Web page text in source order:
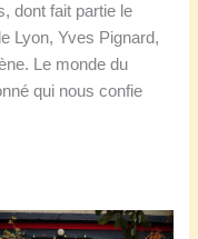
dont fait partie le
Lyon, Yves Pignard,
Le monde du
qui nous confie